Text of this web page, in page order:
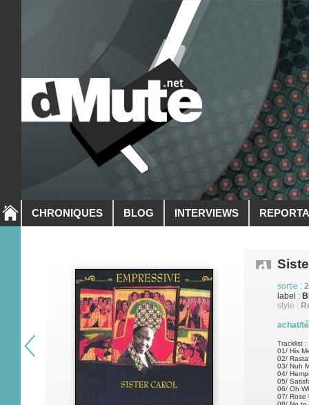
CHRONIQUES BLOG INTERVIEWS
sortie :
label :
style :
achat/
Tracklist :
01/ His
02/
03/ Nuh
04/
05/
06/ Oh
07/ Rose